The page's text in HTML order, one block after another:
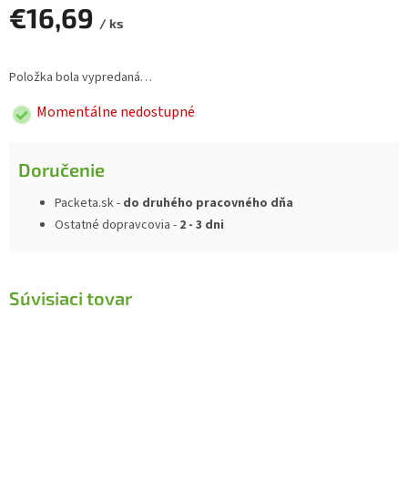
€16,69 / ks
Momentálne nedostupné
Doručenie
Packeta.sk - do druhého pracovného dňa
Ostatné dopravcovia - 2 - 3 dni
Položka bola vypredaná…
Súvisiaci tovar